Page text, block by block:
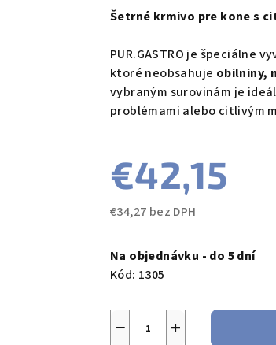
hviezdičiek.
Šetrné krmivo pre kone s
PUR.GASTRO je špeciálne
ktoré neobsahuje obilniny,
vybraným surovinám je
problémami alebo citlivým
€42,15
€34,27 bez DPH
cena:
Na objednávku - do 5 dní
Kód: 1305
+
−